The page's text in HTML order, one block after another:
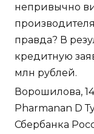
непривычно
правда? В
кредитную
млн рублей.
Ворошилова,
Pharmanan D
Сбербанка